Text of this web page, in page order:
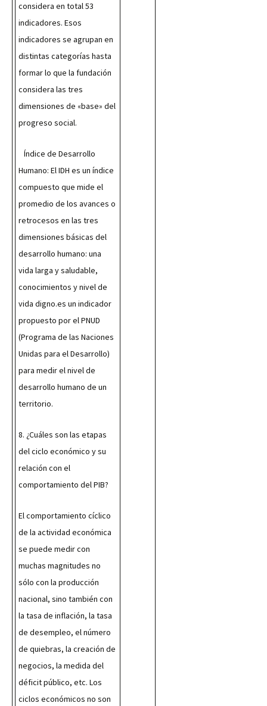
considera en total 53
indicadores. Esos
indicadores se agrupan en
distintas categorías hasta
formar lo que la fundación
considera las tres
dimensiones de «base» del
progreso social.
Humano: El IDH es un índice
compuesto que mide el
promedio de los avances o
retrocesos en las tres
dimensiones básicas del
desarrollo humano: una
vida larga y saludable,
conocimientos y nivel de
vida digno.es un indicador
propuesto por el PNUD
(Programa de las Naciones
Unidas para el Desarrollo)
para medir el nivel de
desarrollo humano de un
territorio.
8. ¿Cuáles son las etapas
del ciclo económico y su
relación con el
comportamiento del PIB?
El comportamiento cíclico
de la actividad económica
se puede medir con
muchas magnitudes no
sólo con la producción
nacional, sino también con
la tasa de inflación, la tasa
de desempleo, el número
de quiebras, la creación de
negocios, la medida del
déficit público, etc. Los
ciclos económicos no son